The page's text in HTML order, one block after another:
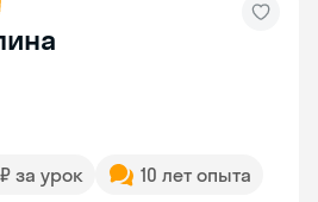
за урок
10 лет опыта